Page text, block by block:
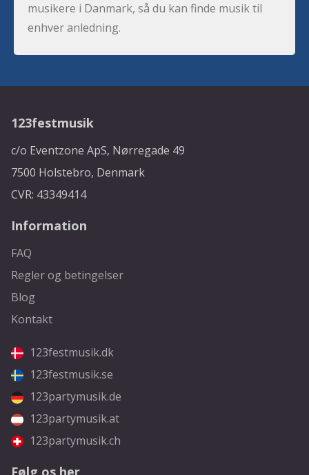
musikere i Danmark, så du kan finde musik til
enhver anledning.
123festmusik
c/o Eventzone ApS, Nørregade 49
7500 Holstebro, Denmark
CVR: 43349414
Information
FAQ
Regler og betingelser
Blog
Kontakt
123festmusik.dk
123festmusik.se
123partymusik.de
123partymusik.at
123partymusik.ch
Følg os her